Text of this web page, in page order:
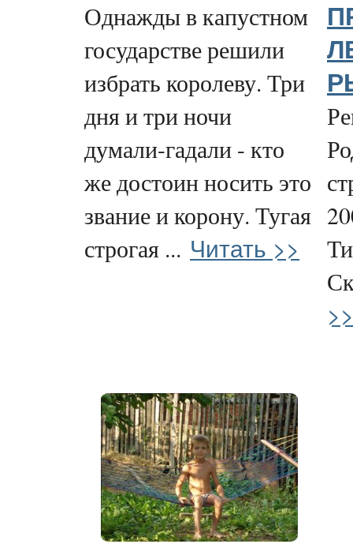
Однажды в капустном
государстве решили
избрать королеву. Три
дня и три ночи
думали-гадали - кто
же достоин носить это
звание и корону. Тугая
строгая ... Читать >>
>>